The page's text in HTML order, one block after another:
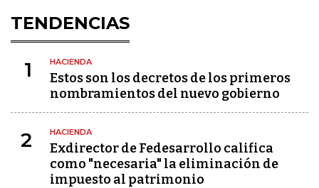
TENDENCIAS
1 HACIENDA
Estos son los decretos de los primeros
nombramientos del nuevo gobierno
2 HACIENDA
Exdirector de Fedesarrollo califica
como "necesaria" la eliminación de
impuesto al patrimonio